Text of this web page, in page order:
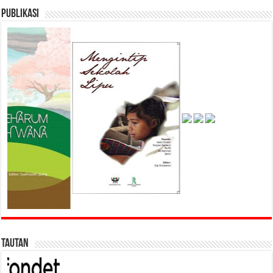
Publikasi
Tautan